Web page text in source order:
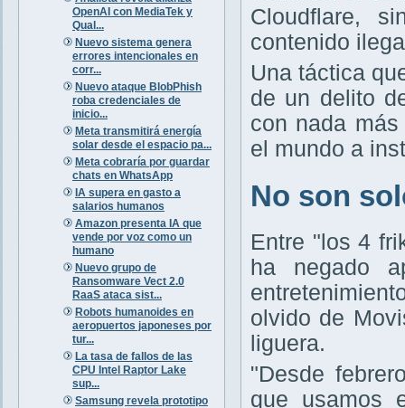
OpenAI con MediaTek y
Qual...
Nuevo sistema genera
errores intencionales en
corr...
Nuevo ataque BlobPhish
roba credenciales de
inicio...
Meta transmitirá energía
solar desde el espacio pa...
Meta cobraría por guardar
chats en WhatsApp
IA supera en gasto a
salarios humanos
Amazon presenta IA que
vende por voz como un
humano
Nuevo grupo de
Ransomware Vect 2.0
RaaS ataca sist...
Robots humanoides en
aeropuertos japoneses por
tur...
La tasa de fallos de las
CPU Intel Raptor Lake
sup...
Samsung revela prototipo
Cloudflare,
contenido
Una táctica
de un delito
con nada
el mundo a
No son
Entre "los 4
ha negado
olvido de
liguera.
"Desde
que usamos